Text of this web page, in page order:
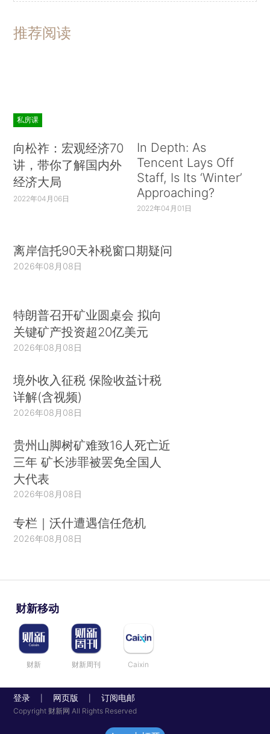
推荐阅读
私房课
向松祚：宏观经济70
讲，带你了解国内外
经济大局
2022年04月06日
In Depth: As
Tencent Lays Off
Staff, Is Its ‘Winter’
Approaching?
2022年04月01日
离岸信托90天补税窗口期疑问
2026年08月08日
特朗普召开矿业圆桌会 拟向
关键矿产投资超20亿美元
2026年08月08日
境外收入征税 保险收益计税
详解(含视频)
2026年08月08日
贵州山脚树矿难致16人死亡近
三年 矿长涉罪被罢免全国人
大代表
2026年08月08日
专栏｜沃什遭遇信任危机
2026年08月08日
财新移动
财新 财新周刊 Caixin
登录 网页版 订阅电邮
Copyright 财新网 All Rights Reserved